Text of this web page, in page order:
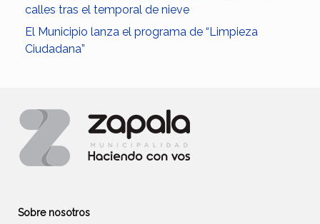
calles tras el temporal de nieve
El Municipio lanza el programa de “Limpieza
Ciudadana”
Sobre nosotros